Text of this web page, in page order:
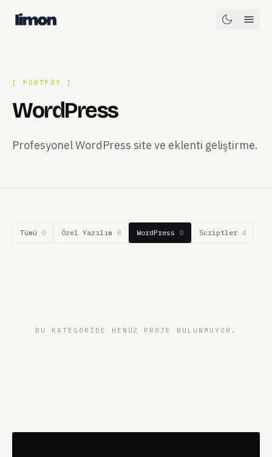
[ PORTFÖY ]
WordPress
Profesyonel WordPress site ve eklenti geliştirme.
Tümü 0 Özel Yazılım 8 WordPress 0 Scriptler 4
BU KATEGORIDE HENÜZ PROJE BULUNMUYOR.